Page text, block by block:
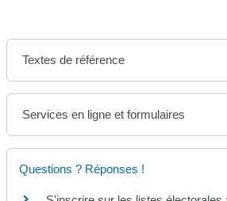
Textes de référence
Services en ligne et formulaires
Questions ? Réponses !